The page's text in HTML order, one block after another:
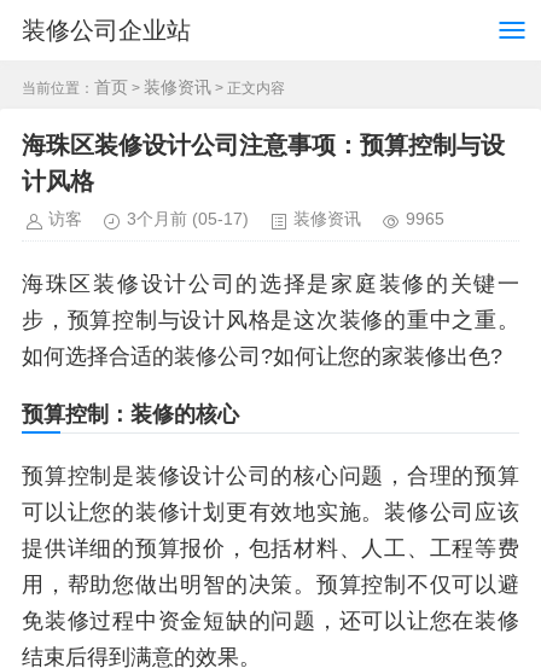
装修公司企业站
当前位置： 首页 > 装修资讯 > 正文内容
海珠区装修设计公司注意事项：预算控制与设
计风格
访客 3个月前 (05-17) 装修资讯 9965
海珠区装修设计公司的选择是家庭装修的关键一
步，预算控制与设计风格是这次装修的重中之重。
如何选择合适的装修公司?如何让您的家装修出色?
预算控制：装修的核心
预算控制是装修设计公司的核心问题，合理的预算
可以让您的装修计划更有效地实施。装修公司应该
提供详细的预算报价，包括材料、人工、工程等费
用，帮助您做出明智的决策。预算控制不仅可以避
免装修过程中资金短缺的问题，还可以让您在装修
结束后得到满意的效果。